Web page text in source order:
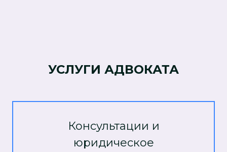
УСЛУГИ АДВОКАТА
Консультации и
юридическое